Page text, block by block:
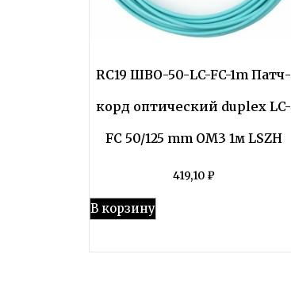
RC19 ШВО-50-LC-FC-1m Патч-
корд оптический duplex LC-
FC 50/125 mm OM3 1м LSZH
419,10 ₽
В корзину